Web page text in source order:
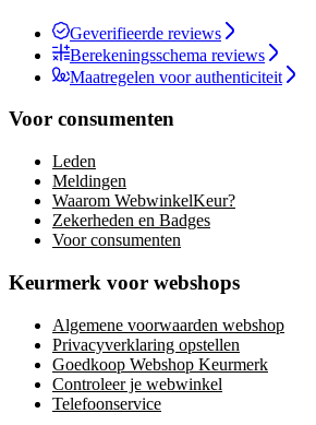
Geverifieerde reviews
Berekeningsschema reviews
Maatregelen voor authenticiteit
Voor consumenten
Leden
Meldingen
Waarom WebwinkelKeur?
Zekerheden en Badges
Voor consumenten
Keurmerk voor webshops
Algemene voorwaarden webshop
Privacyverklaring opstellen
Goedkoop Webshop Keurmerk
Controleer je webwinkel
Telefoonservice